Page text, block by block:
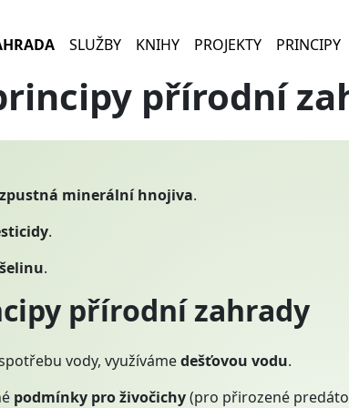
SLUŽBY KNIHY PROJEKTY PRINCIPY
přírodní
minerální hnojiva.
.
.
přírodní zahrady
vody, využívámedešťovou vodu.
podmínky pro živočichy(pro přirozené